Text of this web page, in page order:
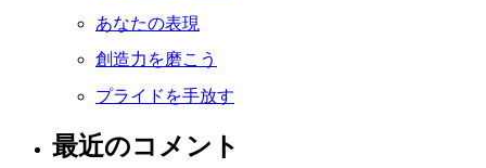
あなたの表現
創造力を磨こう
プライドを手放す
最近のコメント